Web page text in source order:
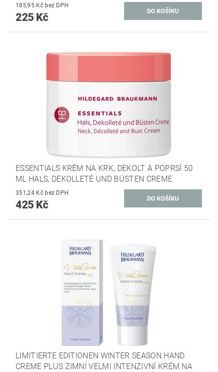
185,95 Kč bez DPH
225 Kč
ESSENTIALS KRÉM NA KRK, DEKOLT A POPRSÍ 50
ML HALS, DEKOLLETÉ UND BÜSTEN CREME
351,24 Kč bez DPH
425 Kč
LIMITIERTE EDITIONEN WINTER SEASON HAND
CREME PLUS ZIMNÍ VELMI INTENZIVNÍ KRÉM NA